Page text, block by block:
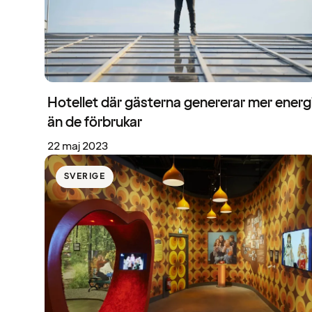
Hotellet där gästerna genererar mer
än de förbrukar
22 maj 2023
SVERIGE